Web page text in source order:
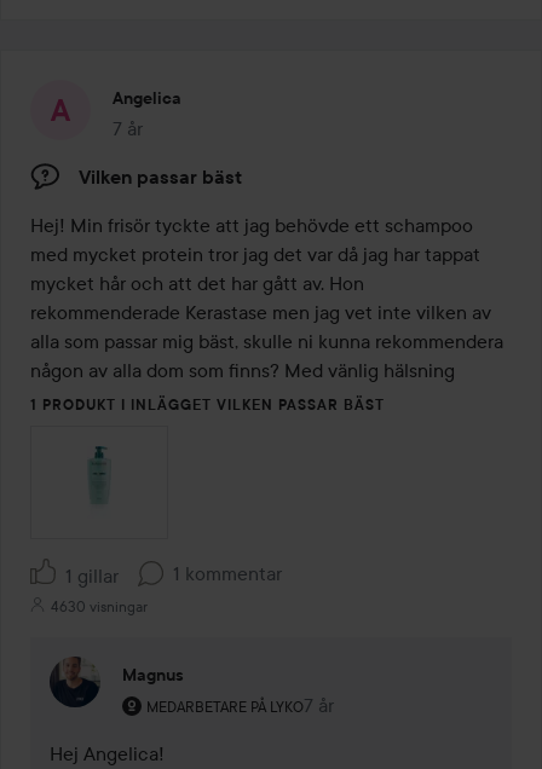
Angelica
7 år
Inlägget skapades 7 år
Vilken passar bäst
Hej! Min frisör tyckte att jag behövde ett schampoo
med mycket protein tror jag det var då jag har tappat
mycket hår och att det har gått av. Hon
rekommenderade Kerastase men jag vet inte vilken av
alla som passar mig bäst, skulle ni kunna rekommendera
någon av alla dom som finns? Med vänlig hälsning
1 PRODUKT I INLÄGGET VILKEN PASSAR BÄST
1 gillar 1 kommentar
4630 visningar
Magnus
MEDARBETARE PÅ LYKO
Användarens roll: Medarbetare på Lyko.
7 år
Kommentaren lades 7 år
Hej Angelica!